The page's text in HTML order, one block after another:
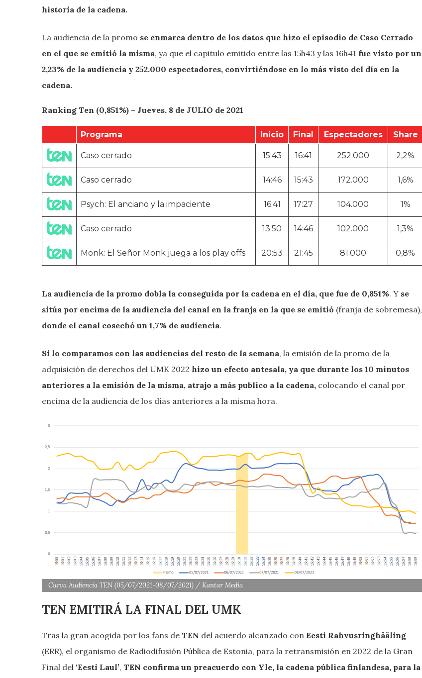
historia de la cadena.
La audiencia de la promo se enmarca dentro de los datos que hizo el episodio de Caso Cerrado
en el que se emitió la misma, ya que el capitulo emitido entre las 15h43 y las 16h41 fue visto por un
2,23% de la audiencia y 252.000 espectadores, convirtiéndose en lo más visto del día en la
cadena.
Ranking Ten (0,851%) – Jueves, 8 de JULIO de 2021
Programa Inicio Final Espectadores Share
Caso cerrado 15:43 16:41 252.000 2,2%
Caso cerrado 14:46 15:43 172.000 1,6%
Psych: El anciano y la impaciente 16:41 17:27 104.000 1%
Caso cerrado 13:50 14:46 102.000 1,3%
Monk: El Señor Monk juega a los play offs 20:53 21:45 81.000 0,8%
La audiencia de la promo dobla la conseguida por la cadena en el día, que fue de 0,851%. Y se
sitúa por encima de la audiencia del canal en la franja en la que se emitió (franja de sobremesa),
donde el canal cosechó un 1,7% de audiencia.
Si lo comparamos con las audiencias del resto de la semana, la emisión de la promo de la
adquisición de derechos del UMK 2022 hizo un efecto antesala, ya que durante los 10 minutos
anteriores a la emisión de la misma, atrajo a más publico a la cadena, colocando el canal por
encima de la audiencia de los días anteriores a la misma hora.
Curva Audiencia TEN (05/07/2021-08/07/2021) / Kantar Media
TEN EMITIRÁ LA FINAL DEL UMK
Tras la gran acogida por los fans de TEN del acuerdo alcanzado con Eesti Rahvusringhääling
(ERR), el organismo de Radiodifusión Pública de Estonia, para la retransmisión en 2022 de la Gran
Final del ‘Eesti Laul’, TEN confirma un preacuerdo con Yle, la cadena pública finlandesa, para la